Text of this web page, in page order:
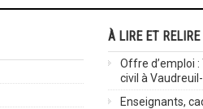
À LIRE ET RELIRE
Offre d’emploi
civil à
Enseignants,